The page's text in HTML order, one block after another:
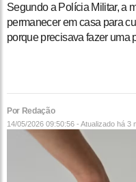
Segundo a Polícia Militar, a
permanecer em casa para
porque precisava fazer uma
Por Redação
14/05/2026 09:50:56 - Atualizado há 3